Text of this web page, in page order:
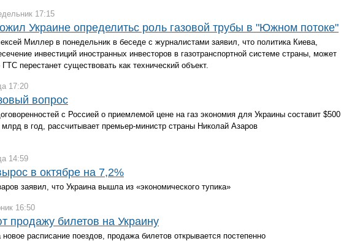
17:15
Украине определитьс роль газовой трубы в "Южном потоке"
Миллер в понедельник в беседе с журналистами заявил, что политика Киева,
инвестиций иностранных инвесторов в газотранспортной системе страны, может
перестанет существовать как технический объект.
17:20
вопрос
с Россией о приемлемой цене на газ экономия для Украины составит $500
в год, рассчитывает премьер-министр страны Николай Азаров
14:59
в октябре на 7,2%
заявил, что Украина вышла из «экономического тупика»
16:50
продажу билетов на Украину
расписание поездов, продажа билетов открывается постепенно